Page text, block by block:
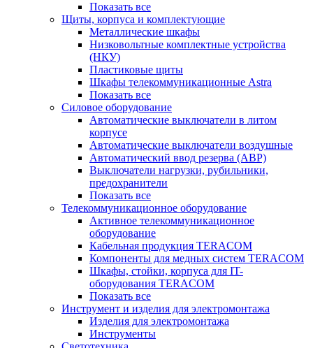
Показать все
Щиты, корпуса и комплектующие
Металлические шкафы
Низковольтные комплектные устройства
(НКУ)
Пластиковые щиты
Шкафы телекоммуникационные Astra
Показать все
Силовое оборудование
Автоматические выключатели в литом
корпусе
Автоматические выключатели воздушные
Автоматический ввод резерва (АВР)
Выключатели нагрузки, рубильники,
предохранители
Показать все
Телекоммуникационное оборудование
Активное телекоммуникационное
оборудование
Кабельная продукция TERACOM
Компоненты для медных систем TERACOM
Шкафы, стойки, корпуса для IT-
оборудования TERACOM
Показать все
Инструмент и изделия для электромонтажа
Изделия для электромонтажа
Инструменты